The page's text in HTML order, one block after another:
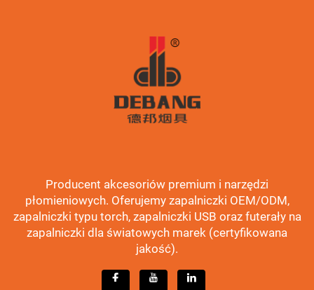
Producent akcesoriów premium i narzędzi
płomieniowych. Oferujemy zapalniczki OEM/ODM,
zapalniczki typu torch, zapalniczki USB oraz futerały na
zapalniczki dla światowych marek (certyfikowana
jakość).